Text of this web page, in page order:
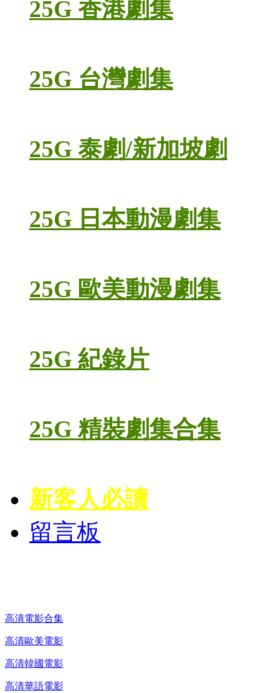
25G 香港劇集
25G 台灣劇集
25G 泰劇/新加坡劇
25G 日本動漫劇集
25G 歐美動漫劇集
25G 紀錄片
25G 精裝劇集合集
新客人必讀
留言板
高清電影合集
高清歐美電影
高清韓國電影
高清華語電影